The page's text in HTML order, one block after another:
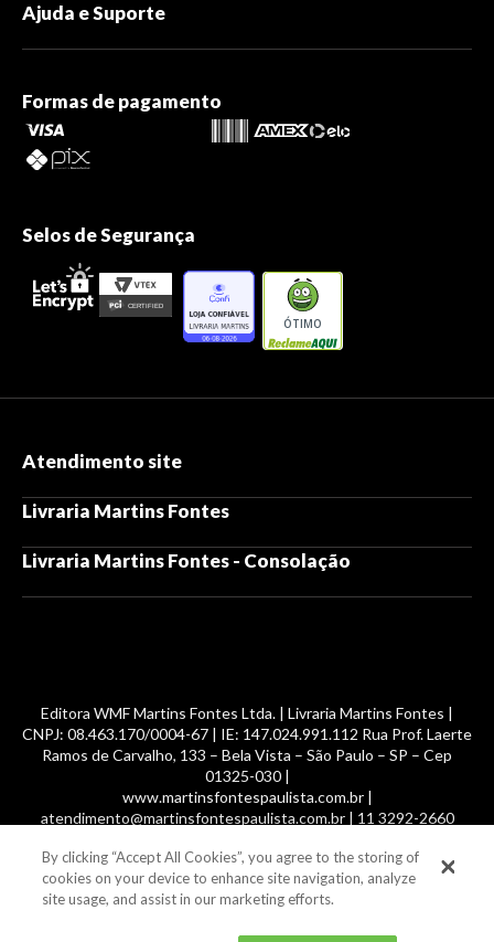
Ajuda e Suporte
Formas de pagamento
Selos de Segurança
ÓTIMO
Atendimento site
Livraria Martins Fontes
Livraria Martins Fontes - Consolação
Editora WMF Martins Fontes Ltda. | Livraria Martins Fontes |
CNPJ: 08.463.170/0004-67 | IE: 147.024.991.112 Rua Prof. Laerte
Ramos de Carvalho, 133 – Bela Vista – São Paulo – SP – Cep
01325-030 |
www.martinsfontespaulista.com.br |
atendimento@martinsfontespaulista.com.br | 11 3292-2660
© 2014 -2026, MartinsFontes livros nacionais e importados,
com mais de 700 mil títulos. Todos os direitos reservados.
By clicking “Accept All Cookies”, you agree to the storing of
cookies on your device to enhance site navigation, analyze
site usage, and assist in our marketing efforts.